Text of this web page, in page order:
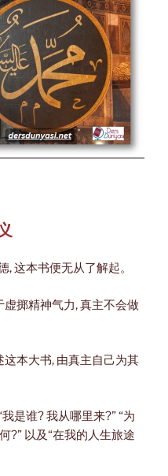
这本书便无从了解起。
掷精神气力, 真主不会做
本大书, 由真主自己为其
是谁? 我从哪里来?” “为
?” 以及“在我的人生旅途